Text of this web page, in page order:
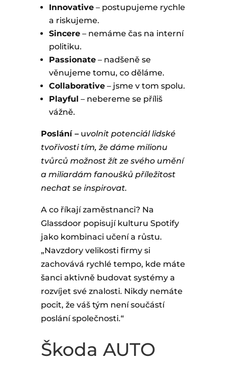
Innovative– postupujeme rychle
a riskujeme.
Sincere– nemáme čas na interní
politiku.
Passionate– nadšeně se
věnujeme tomu, co děláme.
Collaborative– jsme v tom spolu.
Playful – nebereme se příliš
vážně.
Poslání –uvolnit potenciál lidské
tvořivosti tím, že dáme milionu
tvůrců možnost žít ze svého umění
a miliardám fanoušků příležitost
nechat se inspirovat.
A co říkají zaměstnanci? Na
Glassdoor popisují kulturu Spotify
jako kombinaci učení a růstu.
„Navzdory velikosti firmy si
zachovává rychlé tempo, kde máte
šanci aktivně budovat systémy a
rozvíjet své znalosti. Nikdy nemáte
pocit, že váš tým není součástí
poslání společnosti.“
Škoda AUTO